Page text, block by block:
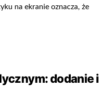
na ekranie oznacza, że
dodanie i